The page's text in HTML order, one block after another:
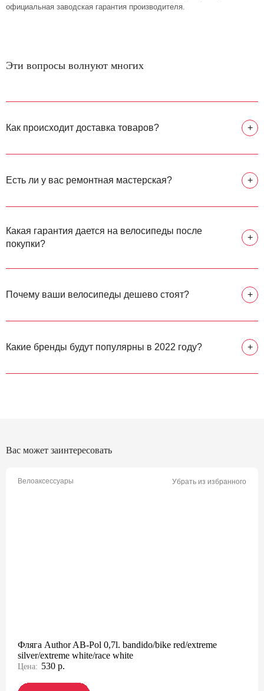
официальная заводская гарантия производителя.
Эти вопросы волнуют многих
Как происходит доставка товаров? +
Есть ли у вас ремонтная мастерская? +
Какая гарантия дается на велосипеды после
покупки?
+
Почему ваши велосипеды дешево стоят? +
Какие бренды будут популярны в 2022 году? +
Вас может заинтересовать
Велоаксессуары Убрать из избранного
Фляга Author AB-Pol 0,7l. bandido/bike red/extreme
silver/extreme white/race white
Цена: 530 р.